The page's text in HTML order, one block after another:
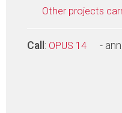
Other projects
Call : OPUS 14 -